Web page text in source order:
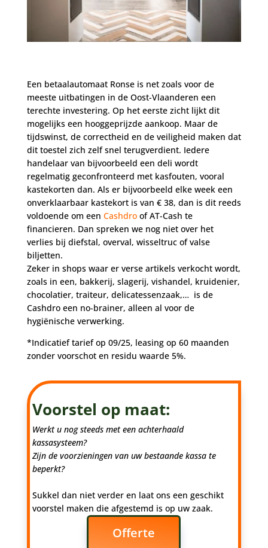
Een betaalautomaat Ronse is net zoals voor de
meeste uitbatingen in de Oost-Vlaanderen een
terechte investering. Op het eerste zicht lijkt dit
mogelijks een hooggeprijzde aankoop. Maar de
tijdswinst, de correctheid en de veiligheid maken dat
dit toestel zich zelf snel terugverdient. Iedere
handelaar van bijvoorbeeld een deli wordt
regelmatig geconfronteerd met kasfouten, vooral
kastekorten dan. Als er bijvoorbeeld elke week een
onverklaarbaar kastekort is van € 38, dan is dit reeds
voldoende om een Cashdroof AT-Cash te
financieren. Dan spreken we nog niet over het
verlies bij diefstal, overval, wisseltruc of valse
biljetten.
Zeker in shops waar er verse artikels verkocht wordt,
zoals in een, bakkerij, slagerij, vishandel, kruidenier,
chocolatier, traiteur, delicatessenzaak,… is de
Cashdro een no-brainer, alleen al voor de
hygiënische verwerking.
*Indicatief tarief op 09/25, leasing op 60 maanden
zonder voorschot en residu waarde 5%.
Voorstel op maat:
Werkt u nog steeds met een achterhaald
kassasysteem?
Zijn de voorzieningen van uw bestaande kassa te
beperkt?
Sukkel dan niet verder en laat ons een geschikt
voorstel maken die afgestemd is op uw zaak.
Offerte